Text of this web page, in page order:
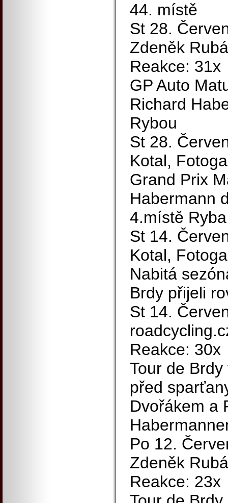
44. místě
St 28.
Zdeněk
Reakce: 31x
GP Auto
Richard
Rybou
St 28.
Kotal,
Grand Prix
Habermann
4.místě Ryba
St 14.
Kotal,
Nabitá
Brdy přijeli
St 14.
Reakce: 30x
Tour de
před
Dvořákem a
Po 12.
Zdeněk
Reakce: 23x